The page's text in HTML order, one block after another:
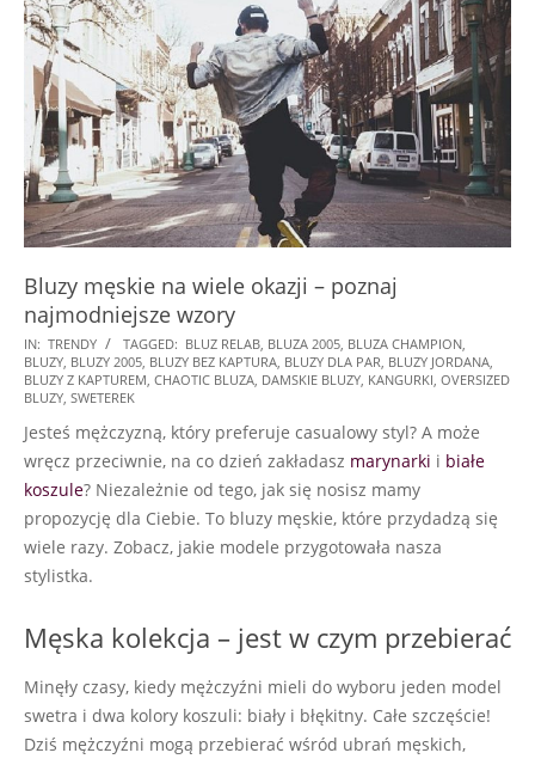
Bluzy męskie na wiele okazji – poznaj
najmodniejsze wzory
2017-
12-
26
IN: TRENDY TAGGED: BLUZ RELAB BLUZA 2005 BLUZA CHAMPION
BLUZY BLUZY 2005 BLUZY BEZ KAPTURA BLUZY DLA PAR BLUZY JORDANA
BLUZY Z KAPTUREM CHAOTIC BLUZA DAMSKIE BLUZY KANGURKI OVERSIZED
BLUZY SWETEREK
Jesteś mężczyzną, który preferuje casualowy styl? A może
wręcz przeciwnie, na co dzień zakładasz marynarki i białe
koszule? Niezależnie od tego, jak się nosisz mamy
propozycję dla Ciebie. To bluzy męskie, które przydadzą się
wiele razy. Zobacz, jakie modele przygotowała nasza
stylistka.
Męska kolekcja – jest w czym przebierać
Minęły czasy, kiedy mężczyźni mieli do wyboru jeden model
swetra i dwa kolory koszuli: biały i błękitny. Całe szczęście!
Dziś mężczyźni mogą przebierać wśród ubrań męskich,